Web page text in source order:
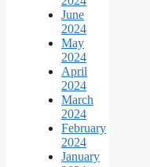
June
2024
May
2024
April
2024
March
2024
February
2024
January